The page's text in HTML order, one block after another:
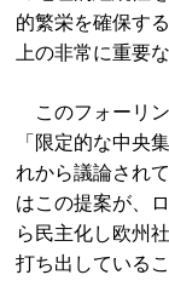
的繁栄を確保す
上の非常に重要
このフォーリ
「限定的な中央
れから議論され
はこの提案が、
ら民主化し欧州
打ち出しているこ